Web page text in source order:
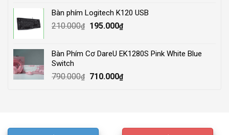
4.000.000₫.3.500.000₫.
Bàn phím Logitech K120 USB
210.000₫
Original
210.000₫.
195.000₫Current
195.000₫.
Bàn Phím Cơ DareU EK1280S Pink White Blue
Switch
790.000₫
Original
710.000₫Current